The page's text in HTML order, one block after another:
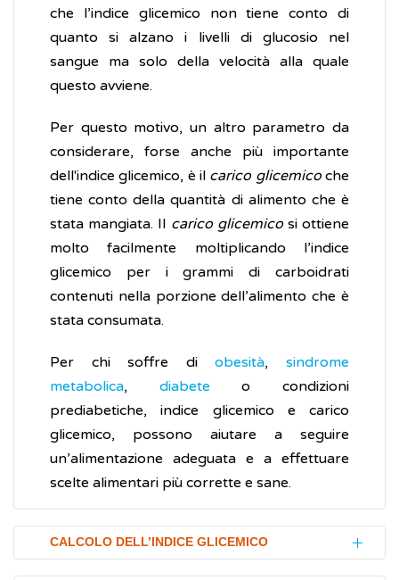
che l’indice glicemico non tiene conto di
quanto si alzano i livelli di glucosio nel
sangue ma solo della velocità alla quale
questo avviene.
Per questo motivo, un altro parametro da
considerare, forse anche più importante
dell'indice glicemico, è il carico glicemicoche
tiene conto della quantità di alimento che è
stata mangiata. Il carico glicemicosi ottiene
molto facilmente moltiplicando l’indice
glicemico per i grammi di carboidrati
contenuti nella porzione dell’alimento che è
stata consumata.
Per chi soffre diobesità,sindrome
metabolica, diabete o condizioni
prediabetiche, indice glicemico e carico
glicemico, possono aiutare a seguire
un’alimentazione adeguata e a effettuare
scelte alimentari più corrette e sane.
CALCOLO DELL’INDICE GLICEMICO